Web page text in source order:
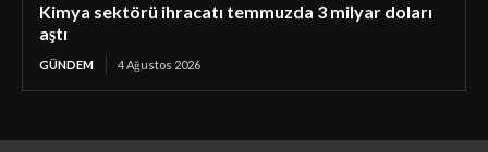
Kimya sektörü ihracatı temmuzda 3 milyar doları
aştı
GÜNDEM 4 Ağustos 2026